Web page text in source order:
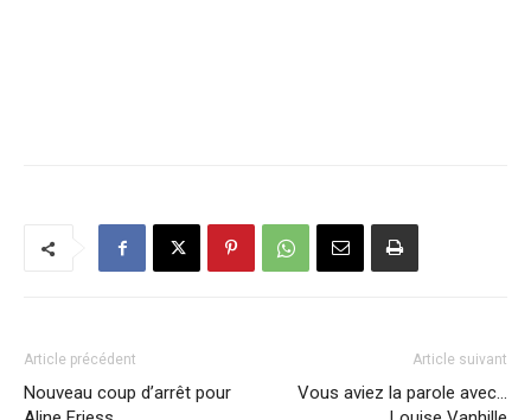
Article précédent
Nouveau coup d’arrêt pour
Article suivant
Vous aviez la parole avec…